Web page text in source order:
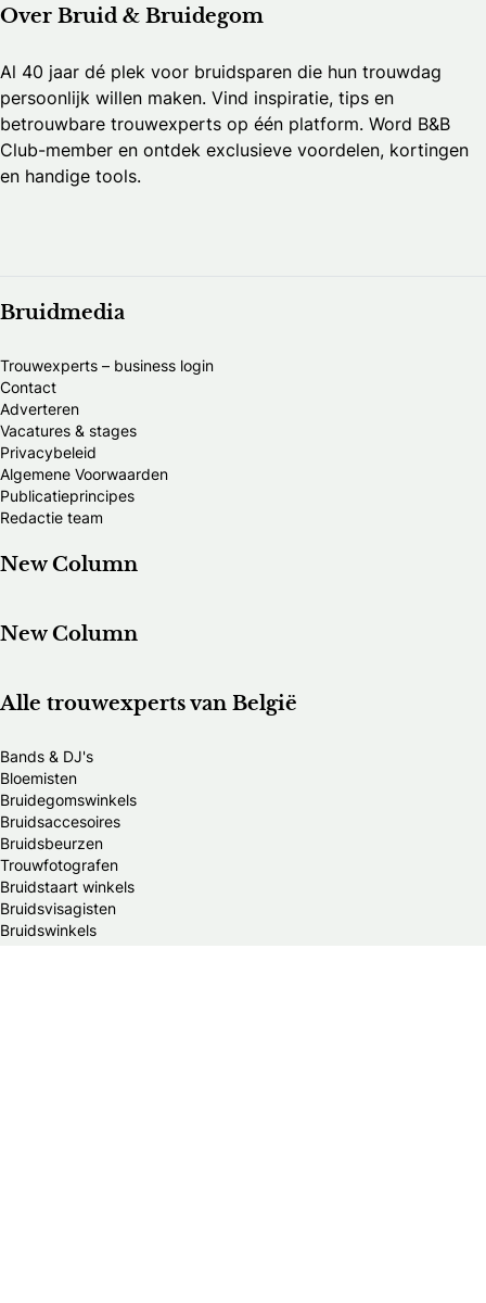
Over Bruid & Bruidegom
Al 40 jaar dé plek voor bruidsparen die hun trouwdag
persoonlijk willen maken. Vind inspiratie, tips en
betrouwbare trouwexperts op één platform. Word B&B
Club-member en ontdek exclusieve voordelen, kortingen
en handige tools.
Bruidmedia
Trouwexperts – business login
Contact
Adverteren
Vacatures & stages
Privacybeleid
Algemene Voorwaarden
Publicatieprincipes
Redactie team
New Column
New Column
Alle trouwexperts van België
Bands & DJ's
Bloemisten
Bruidegomswinkels
Bruidsaccesoires
Bruidsbeurzen
Trouwfotografen
Bruidstaart winkels
Bruidsvisagisten
Bruidswinkels